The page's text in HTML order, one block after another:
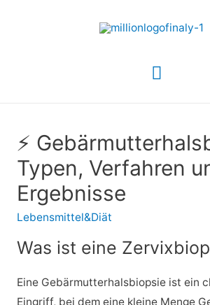
⚡
Typen, Verfahren
Ergebnisse
Lebensmittel&Diät
Was ist eine
Eine Gebärmutterhalsbiopsie ist ein
Eingriff, bei dem eine kleine Menge